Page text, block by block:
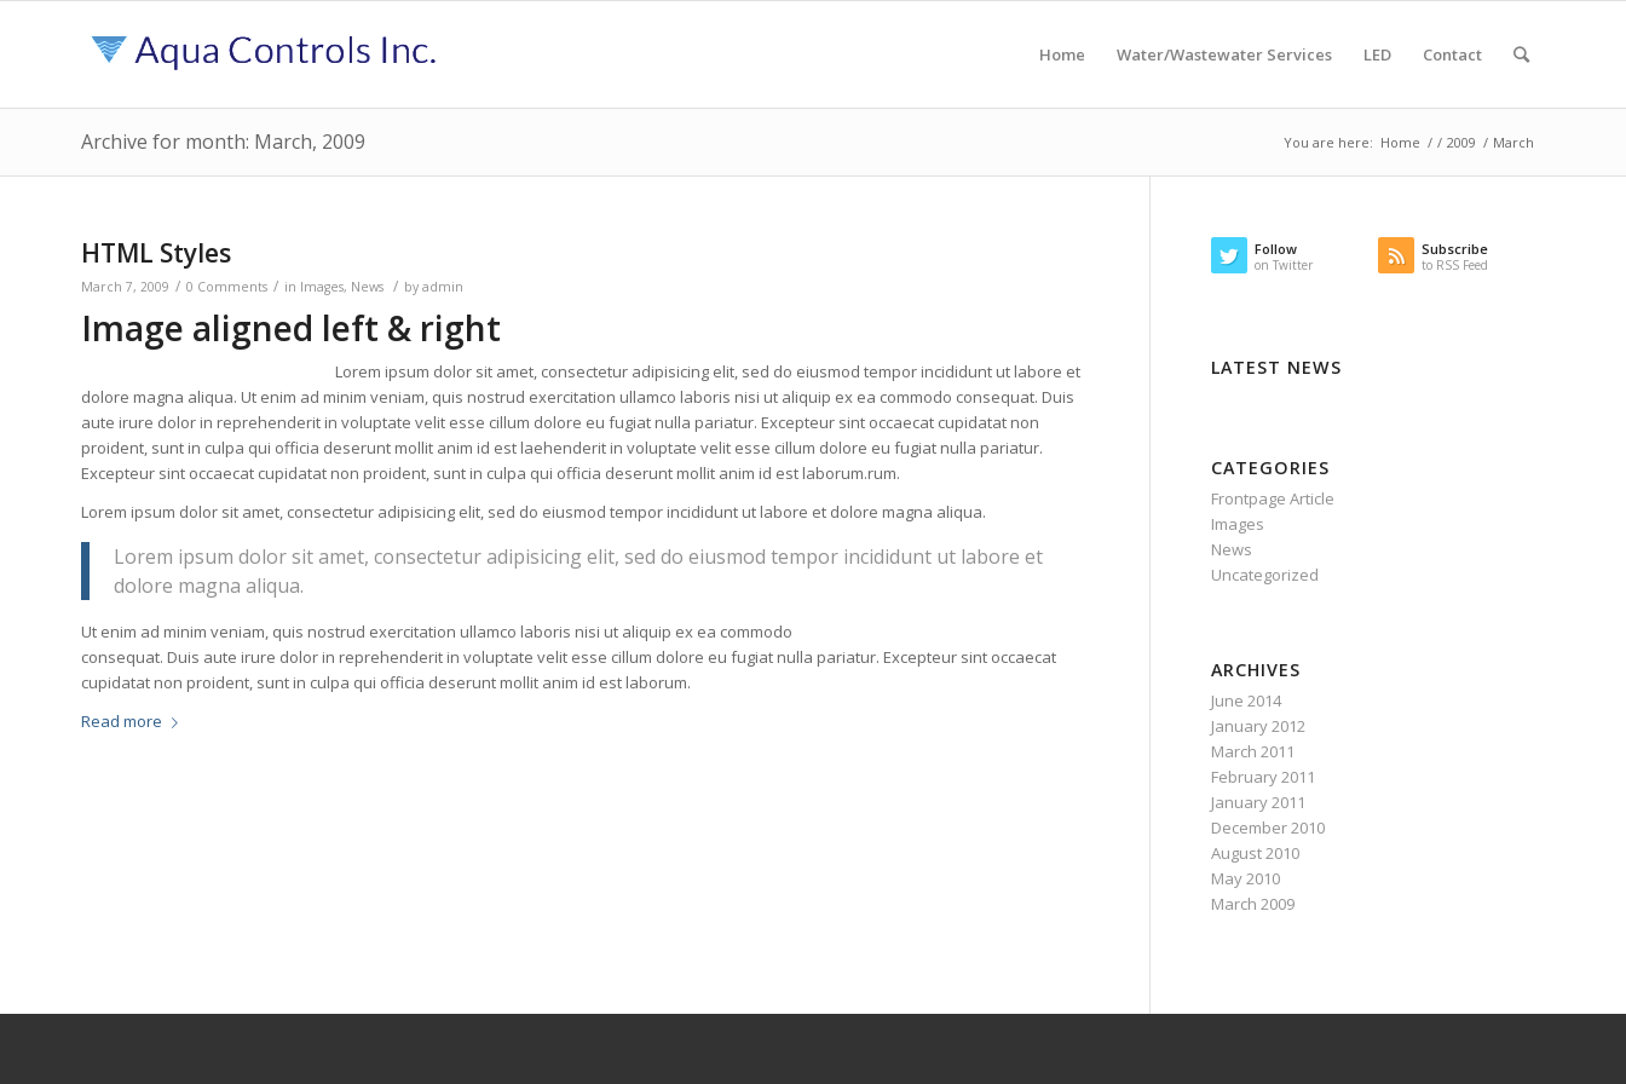
Home Water/Wastewater Services LED Contact
Archive for month: March, 2009 You are here: Home / / 2009 / March
HTML Styles
March 7, 2009 / 0 Comments / in Images, News / by admin
Image aligned left & right
Lorem ipsum dolor sit amet, consectetur adipisicing elit, sed do eiusmod tempor incididunt ut labore et
dolore magna aliqua. Ut enim ad minim veniam, quis nostrud exercitation ullamco laboris nisi ut aliquip ex ea commodo consequat. Duis
aute irure dolor in reprehenderit in voluptate velit esse cillum dolore eu fugiat nulla pariatur. Excepteur sint occaecat cupidatat non
proident, sunt in culpa qui officia deserunt mollit anim id est laehenderit in voluptate velit esse cillum dolore eu fugiat nulla pariatur.
Excepteur sint occaecat cupidatat non proident, sunt in culpa qui officia deserunt mollit anim id est laborum.rum.
Lorem ipsum dolor sit amet, consectetur adipisicing elit, sed do eiusmod tempor incididunt ut labore et dolore magna aliqua.
Lorem ipsum dolor sit amet, consectetur adipisicing elit, sed do eiusmod tempor incididunt ut labore et
dolore magna aliqua.
Ut enim ad minim veniam, quis nostrud exercitation ullamco laboris nisi ut aliquip ex ea commodo
consequat. Duis aute irure dolor in reprehenderit in voluptate velit esse cillum dolore eu fugiat nulla pariatur. Excepteur sint occaecat
cupidatat non proident, sunt in culpa qui officia deserunt mollit anim id est laborum.
Read more
Follow
on Twitter
Subscribe
to RSS Feed
LATEST NEWS
CATEGORIES
Frontpage Article
Images
News
Uncategorized
ARCHIVES
June 2014
January 2012
March 2011
February 2011
January 2011
December 2010
August 2010
May 2010
March 2009